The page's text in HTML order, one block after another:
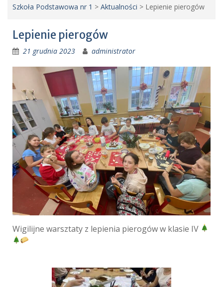
Szkoła Podstawowa nr 1 > Aktualności > Lepienie pierogów
Lepienie pierogów
21 grudnia 2023 administrator
Wigilijne warsztaty z lepienia pierogów w klasie IV